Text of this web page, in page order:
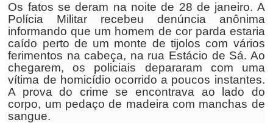
Os fatos se deram na noite de 28 de janeiro. A
Polícia Militar recebeu denúncia anônima
informando que um homem de cor parda estaria
caído perto de um monte de tijolos com vários
ferimentos na cabeça, na rua Estácio de Sá. Ao
chegarem, os policiais depararam com uma
vítima de homicídio ocorrido a poucos instantes.
A prova do crime se encontrava ao lado do
corpo, um pedaço de madeira com manchas de
sangue.